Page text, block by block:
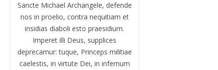
Sancte Michael Archangele, defende
nos in proelio, contra nequitiam et
insidias diaboli esto praesidium.
Imperet illi Deus, supplices
deprecamur: tuque, Princeps militiae
caelestis, in virtute Dei, in infernum